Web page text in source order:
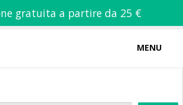
gratuita a partire da 25 €
MENU